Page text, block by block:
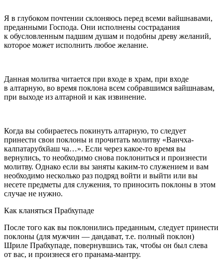
Я в глубоком почтении склоняюсь перед всеми вайшнавами,
преданными Господа. Они исполнены сострадания
к обусловленным падшим душам и подобны древу желаний,
которое может исполнить любое желание.
Данная молитва читается при входе в храм, при входе
в алтарную, во время поклона всем собравшимся вайшнавам,
при выходе из алтарной и как извинение.
Когда вы собираетесь покинуть алтарную, то следует
принести свои поклоны и прочитать молитву «Ванчха-
калпатарубхйаш ча…». Если через какое-то время вы
вернулись, то необходимо снова поклониться и произнести
молитву. Однако если вы заняты каким-то служением и вам
необходимо несколько раз подряд войти и выйти или вы
несете предметы для служения, то приносить поклоны в этом
случае не нужно.
Как кланяться Прабхупаде
После того как вы поклонились преданным, следует принести
поклоны (для мужчин — дандават, т.е. полный поклон)
Шриле Прабхупаде, повернувшись так, чтобы он был слева
от вас, и произнеся его пранама-мантру.